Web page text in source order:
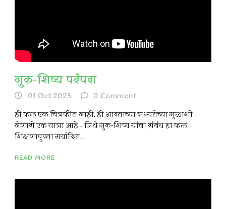
गुरु-शिष्य परंपरा
01 Oct 2025 0 Comment
ही फक्त एक चित्रफीत नाही. ही भारताच्या सभ्यतेच्या मुळाशी
नेणारी एक यात्रा आहे – जिथे गुरु-शिष्य यांचा संबंध हा फक्त
शिक्षणापुरता मर्यादित...
READ MORE